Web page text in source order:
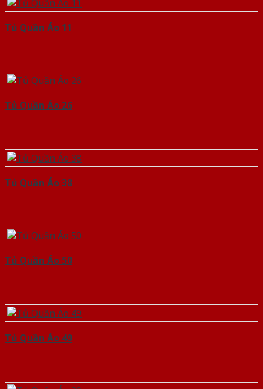
Tủ Quần Áo 11
Tủ Quần Áo 26
Tủ Quần Áo 38
Tủ Quần Áo 50
Tủ Quần Áo 49